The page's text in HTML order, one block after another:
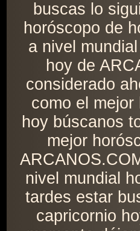
buscas lo
horóscopo de
a nivel
hoy de
considerado
como el mejor
hoy búscanos
mejor
nivel mundial
tardes estar
capricornio